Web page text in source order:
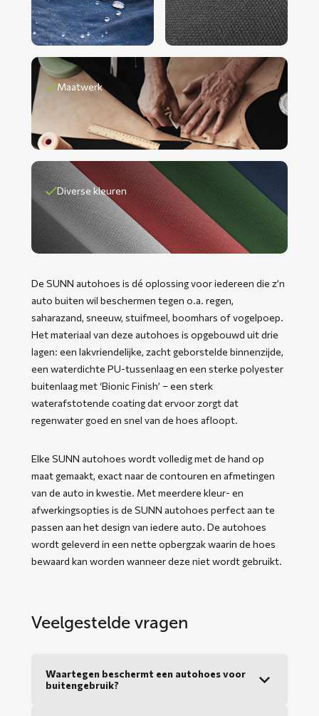
Maatwerk
Diverse kleuren
De SUNN autohoes is dé oplossing voor iedereen die z’n
auto buiten wil beschermen tegen o.a. regen,
saharazand, sneeuw, stuifmeel, boomhars of vogelpoep.
Het materiaal van deze autohoes is opgebouwd uit drie
lagen: een lakvriendelijke, zacht geborstelde binnenzijde,
een waterdichte PU-tussenlaag en een sterke polyester
buitenlaag met ‘Bionic Finish’ – een sterk
waterafstotende coating dat ervoor zorgt dat
regenwater goed en snel van de hoes afloopt.
Elke SUNN autohoes wordt volledig met de hand op
maat gemaakt, exact naar de contouren en afmetingen
van de auto in kwestie. Met meerdere kleur- en
afwerkingsopties is de SUNN autohoes perfect aan te
passen aan het design van iedere auto. De autohoes
wordt geleverd in een nette opbergzak waarin de hoes
bewaard kan worden wanneer deze niet wordt gebruikt.
Veelgestelde vragen
Waartegen beschermt een autohoes voor
buitengebruik?